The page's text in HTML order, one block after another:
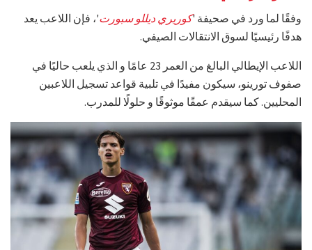
وفقًا لما ورد في صحيفة 'كوريري ديللو سبورت'، فإن اللاعب يعد
هدفًا رئيسيًا لسوق الانتقالات الصيفي.
اللاعب الإيطالي البالغ من العمر 23 عامًا و الذي يلعب حاليًا في
صفوف تورينو، سيكون مفيدًا في تلبية قواعد تسجيل اللاعبين
المحليين. كما سيقدم عمقًا موثوقًا و حلولًا للمدرب.